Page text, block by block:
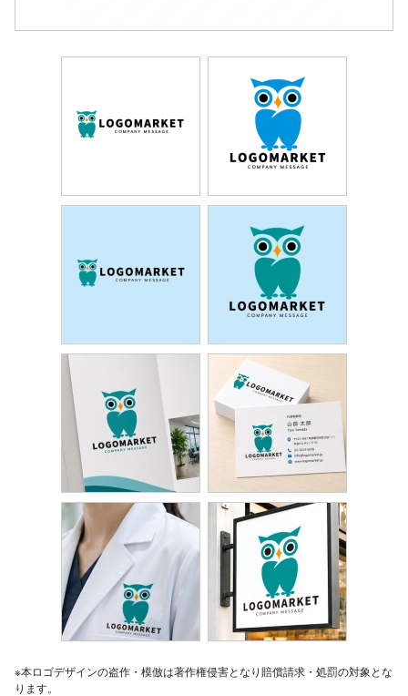
※本ロゴデザインの盗作・模倣は著作権侵害となり賠償請求・処罰の対象とな
ります。